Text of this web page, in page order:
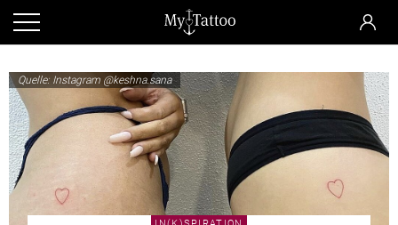
Quelle: Instagram @keshna.sana